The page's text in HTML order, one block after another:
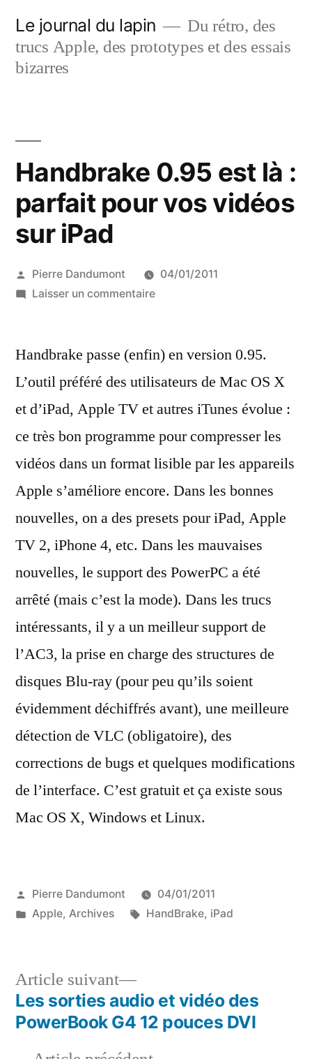
contenu
Le journal du lapin
Du rétro, des
trucs Apple, des prototypes et des essais
bizarres
Handbrake 0.95 est là :
parfait pour vos vidéos
sur iPad
Publié
par
Pierre Dandumont
04/01/2011
Laisser un commentairesur
est
:
parfait
vos
vidéos
sur
Handbrake passe (enfin) en version 0.95.
L’outil préféré des utilisateurs de Mac OS X
et d’iPad, Apple TV et autres iTunes évolue :
ce très bon programme pour compresser les
vidéos dans un format lisible par les appareils
Apple s’améliore encore. Dans les bonnes
nouvelles, on a des presets pour iPad, Apple
TV 2, iPhone 4, etc. Dans les mauvaises
nouvelles, le support des PowerPC a été
arrêté (mais c’est la mode). Dans les trucs
intéressants, il y a un meilleur support de
l’AC3, la prise en charge des structures de
disques Blu-ray (pour peu qu’ils soient
évidemment déchiffrés avant), une meilleure
détection de VLC (obligatoire), des
corrections de bugs et quelques modifications
de l’interface. C’est gratuit et ça existe sous
Mac OS X, Windows et Linux.
Publié
par
Pierre Dandumont
04/01/2011
Publié
Apple, Archives Étiquettes :
HandBrake, iPad
Navigation
Article suivant
Article
suivant :
Les sorties audio et vidéo des
PowerBook G4 12 pouces DVI